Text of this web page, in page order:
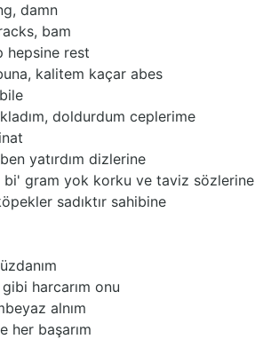
damn
bam
hepsine rest
kalitem kaçar abes
doldurdum ceplerime
yatırdım dizlerine
bi' gram yok korku ve taviz sözlerine
sadıktır sahibine
harcarım onu
alnım
her başarım